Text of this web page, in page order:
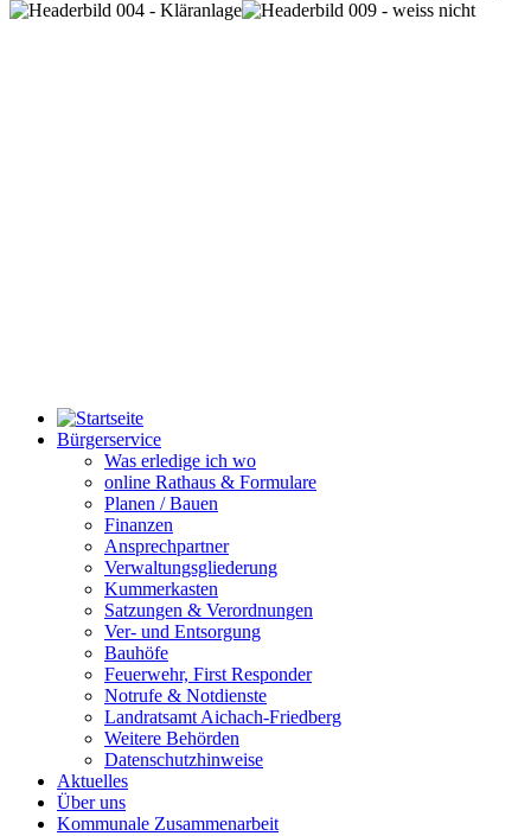
Bürgerservice
Was erledige ich wo
online Rathaus & Formulare
Planen / Bauen
Finanzen
Ansprechpartner
Verwaltungsgliederung
Kummerkasten
Satzungen & Verordnungen
Ver- und Entsorgung
Bauhöfe
Feuerwehr, First Responder
Notrufe & Notdienste
Landratsamt Aichach-Friedberg
Weitere Behörden
Datenschutzhinweise
Aktuelles
Über uns
Kommunale Zusammenarbeit